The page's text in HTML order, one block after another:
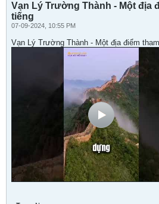
Vạn Lý Trường Thành - Một địa
tiếng
07-09-2024, 10:55 PM
Vạn Lý Trường Thành - Một địa điểm